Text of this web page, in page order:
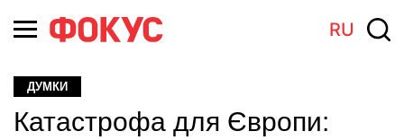
RU
ДУМКИ
Катастрофа для Європи: